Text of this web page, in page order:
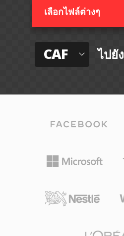
เลือกไฟล์ต่างๆ​
CAF ไปยัง